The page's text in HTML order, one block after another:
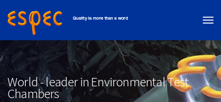
World - leader in Environmental Test
Chambers